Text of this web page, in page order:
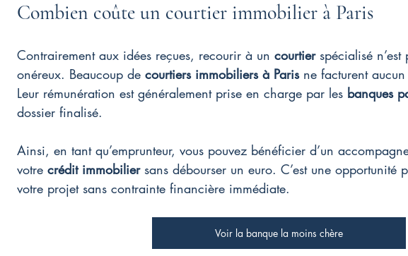
Combien coûte un courtier immobilier à Paris
Contrairement aux idées reçues, recourir à un courtier spécialisé n’est
onéreux. Beaucoup de courtiers immobiliers à Paris ne facturent
Leur rémunération est généralement prise en charge par les banques
dossier finalisé.
Ainsi, en tant qu’emprunteur, vous pouvez bénéficier d’un
votre crédit immobilier sans débourser un euro. C’est une opportunité
votre projet sans contrainte financière immédiate.
Voir la banque la moins chère